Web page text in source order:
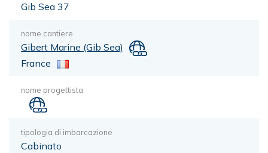
Gib Sea 37
nome cantiere
Gibert Marine (Gib Sea)
France
nome progettista
tipologia di imbarcazione
Cabinato